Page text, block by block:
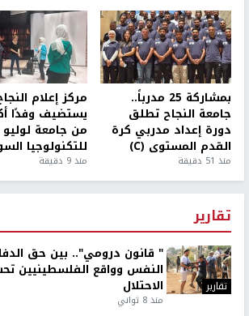
بمشاركة 25 مدرباً..
جامعة النجاح تطلق
دورة إعداد مدربي كرة
القدم المستوى (C)
منذ 51 دقيقة
مركز إعلام
يستضيف وفدًا
من جامعة لوليو
للتكنولوجيا
منذ 9 دقيقة
تقارير
تقارير
" قانون درومي".. بين حق
النفس وواقع الفلسطينيين
الاحتلال
منذ 8 ثواني